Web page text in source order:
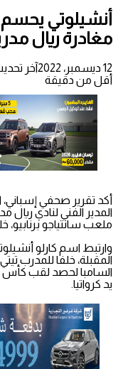
أنشيلوتي
مغادرة ريال
12 ديسمبر، 2022
آخر تحديث: 12
أقل من دقيقة
أكد تقرير صحفي إسباني،
المدير الفني لنادي
ملعب سانتياجو برنابيو،
وارتبط اسم كارلو
المقبلة، خلفا للمدرب
السامبا لحصد لقب كأس
يد كرواتيا.